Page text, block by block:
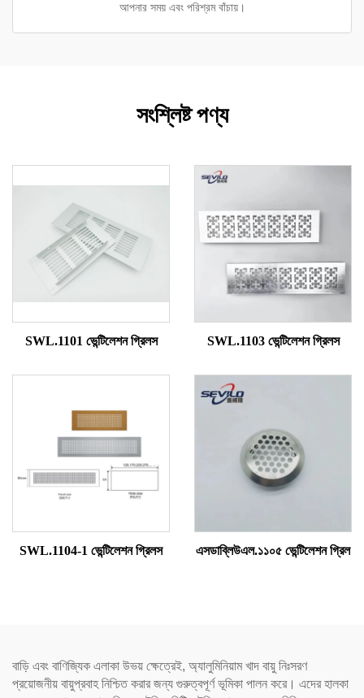
আপনার সময় এবং পরিশ্রম বাঁচায়।
সংশ্লিষ্ট পণ্য
SWL.1101 ভেন্টিলেশন গ্রিলস SWL.1103 ভেন্টিলেশন গ্রিলস
SWL.1104-1 ভেন্টিলেশন গ্রিলস এসডাব্লিউএল.১১০৫ ভেন্টিলেশন গ্রিল
বাড়ি এবং বাণিজ্যিক এলাকা উভয় ক্ষেত্রেই, অ্যালুমিনিয়াম খাদ বায়ু নিঃসরণ
প্রয়োজনীয় বায়ুপ্রবাহ নিশ্চিত করার জন্য গুরুত্বপূর্ণ ভূমিকা পালন করে। এদের হালকা